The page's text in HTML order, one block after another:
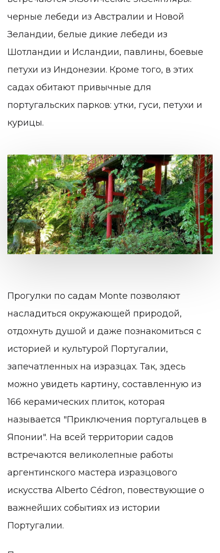
черные лебеди из Австралии и Новой
Зеландии, белые дикие лебеди из
Шотландии и Исландии, павлины, боевые
петухи из Индонезии. Кроме того, в этих
садах обитают привычные для
португальских парков: утки, гуси, петухи и
курицы.
Прогулки по садам Monte позволяют
насладиться окружающей природой,
отдохнуть душой и даже познакомиться с
историей и культурой Португалии,
запечатленных на изразцах. Так, здесь
можно увидеть картину, составленную из
166 керамических плиток, которая
называется "Приключения португальцев в
Японии". На всей территории садов
встречаются великолепные работы
аргентинского мастера изразцового
искусства Alberto Cédron, повествующие о
важнейших событиях из истории
Португалии.